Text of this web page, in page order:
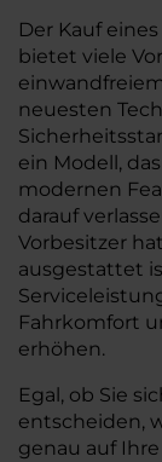
Der Kauf
bietet viele
neuesten
ein Modell,
modernen
darauf
Vorbesitzer
ausgestattet
Fahrkomfort
erhöhen.
Egal, ob Sie
entscheiden,
genau auf